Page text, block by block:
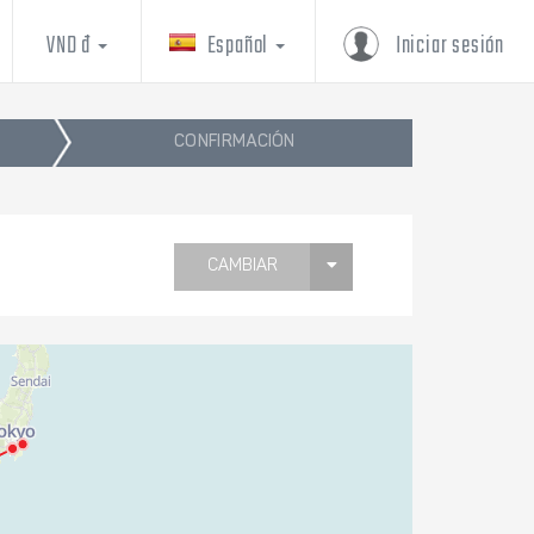
Iniciar sesión
Español
VND đ
CONFIRMACIÓN
CAMBIAR